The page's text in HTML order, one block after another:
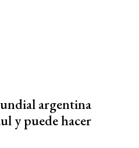
argentina
y puede hacer